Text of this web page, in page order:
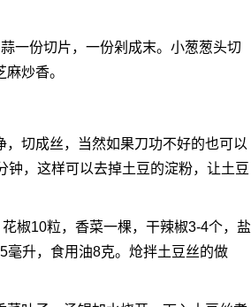
一份切片，一份剁成末。小葱葱头切
炒香。
切成丝，当然如果刀功不好的也可以
，这样可以去掉土豆的淀粉，让土豆
椒10粒，香菜一棵，干辣椒3-4个，盐
毫升，食用油8克。炝拌土豆丝的做